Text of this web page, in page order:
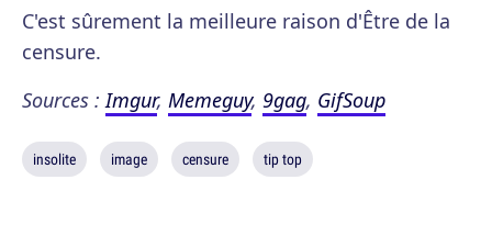
C'est sûrement la meilleure raison d'Être de la
censure.
Sources : Imgur, Memeguy, 9gag, GifSoup
insolite image censure tip top